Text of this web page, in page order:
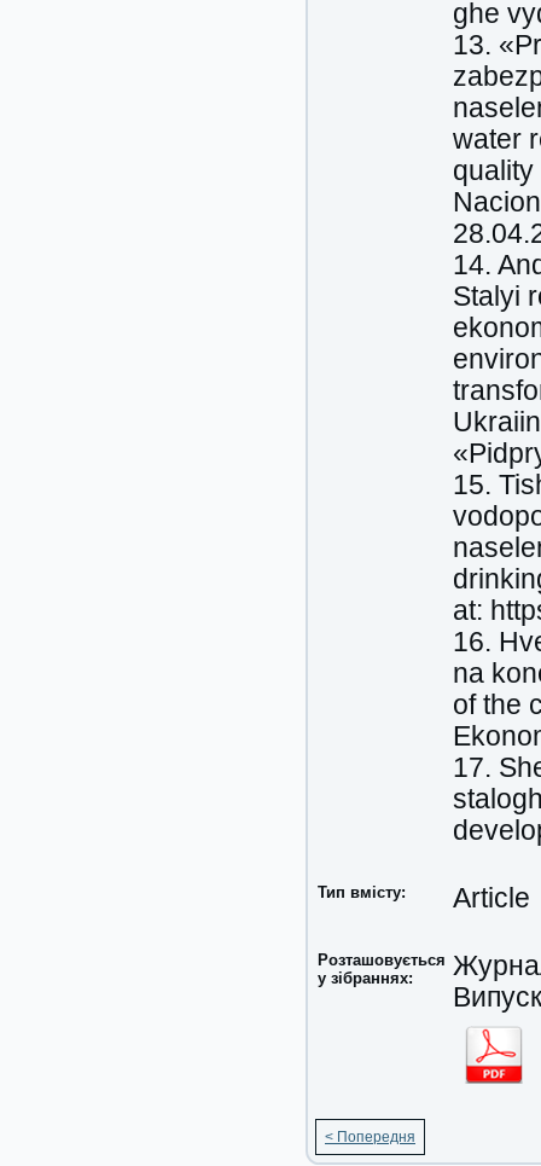
ghe
13.
water
14.
Stalyi
15.
at:
16.
na
of the
17.
Тип вмісту: Article
Розташовується
у зібраннях:
< Попередня